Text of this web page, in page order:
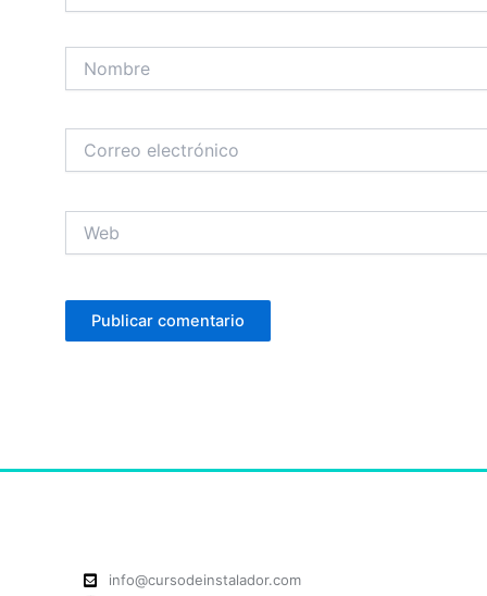
electrónico
info@cursodeinstalador.com